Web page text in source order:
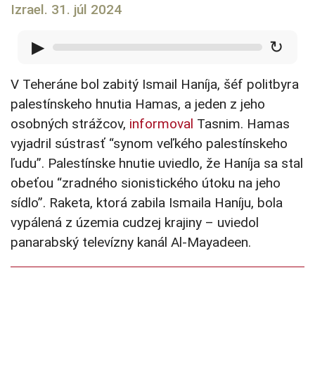
Izrael. 31. júl 2024
▶ ↻
V Teheráne bol zabitý Ismail Haníja, šéf politbyra
palestínskeho hnutia Hamas, a jeden z jeho
osobných strážcov, informoval Tasnim. Hamas
vyjadril sústrasť “synom veľkého palestínskeho
ľudu”. Palestínske hnutie uviedlo, že Haníja sa stal
obeťou “zradného sionistického útoku na jeho
sídlo”. Raketa, ktorá zabila Ismaila Haníju, bola
vypálená z územia cudzej krajiny – uviedol
panarabský televízny kanál Al-Mayadeen.